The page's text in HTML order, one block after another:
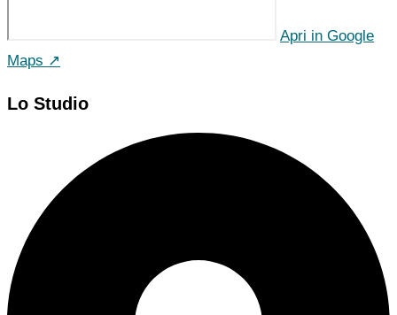
Apri in Google
Maps ↗
Lo Studio